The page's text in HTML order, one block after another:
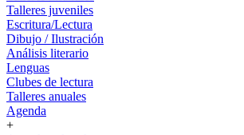
Talleres juveniles
Escritura/Lectura
Dibujo / Ilustración
Análisis literario
Lenguas
Clubes de lectura
Talleres anuales
Agenda
+